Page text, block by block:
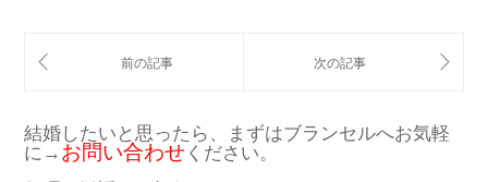
結婚したいと思ったら、まずはブランセルへお気軽
に→ お問い合わせ ください。